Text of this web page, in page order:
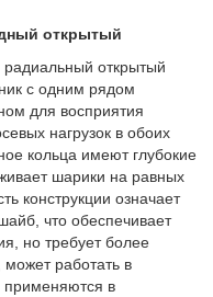
открытый
открытый
с одним рядом
для восприятия
нагрузок в обоих
кольца имеют глубокие
шарики на равных
конструкции означает
что обеспечивает
но требует более
работать в
применяются в